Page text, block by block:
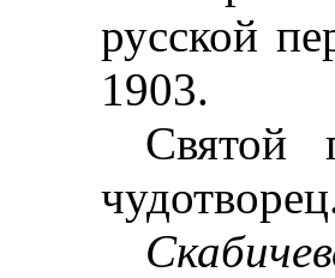
русской
1903.
Святой